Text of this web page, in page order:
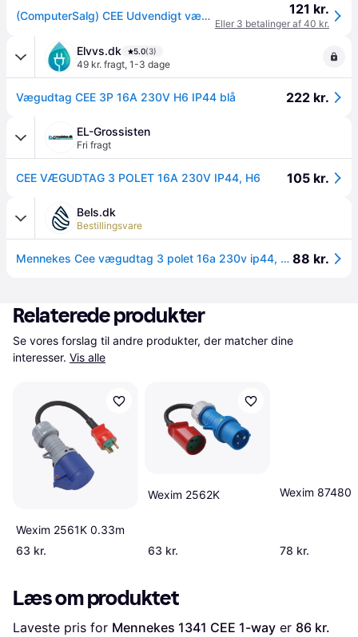
(ComputerSalg) CEE Udvendigt vægudtag 16A 3P 6H 230V IP44 skrueløs på flange 121 kr.
Eller 3 betalinger af 40 kr.
Elvvs.dk 5.0(3)
49 kr. fragt, 1-3 dage
Vægudtag CEE 3P 16A 230V H6 IP44 blå 222 kr.
EL-Grossisten
Fri fragt
CEE VÆGUDTAG 3 POLET 16A 230V IP44, H6 105 kr.
Bels.dk
Bestillingsvare
Mennekes Cee vægudtag 3 polet 16a 230v ip44, h6. 88 kr.
Relaterede produkter
Se vores forslag til andre produkter, der matcher dine
interesser. Vis alle
Wexim 2561K 0.33m
63 kr.
Wexim 2562K
63 kr.
Wexim
78 kr.
Læs om produktet
Laveste pris for Mennekes 1341 CEE 1-way er 86 kr.